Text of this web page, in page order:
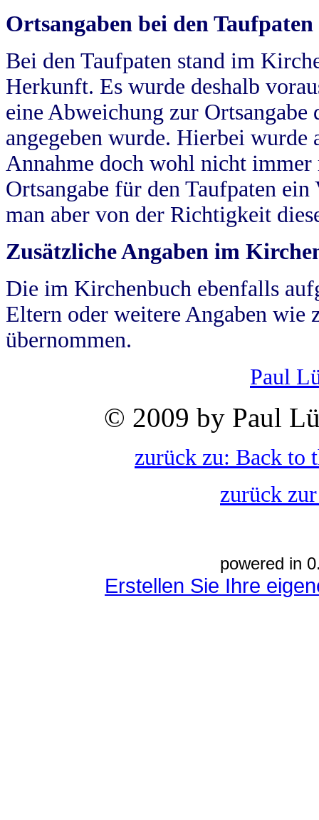
Ortsangaben bei den Taufpaten
Bei den Taufpaten stand im
Herkunft. Es wurde deshalb
eine Abweichung zur
angegeben wurde. Hierbei wurde
Annahme doch wohl nicht
Ortsangabe für den Taufpaten
man aber von der Richtigkeit
Zusätzliche Angaben im
Die im Kirchenbuch ebenfalls
Eltern oder weitere Angaben wie
übernommen.
Paul
© 2009 by Paul
zurück zu: Back to
zurück
powered in
Erstellen Sie Ihre